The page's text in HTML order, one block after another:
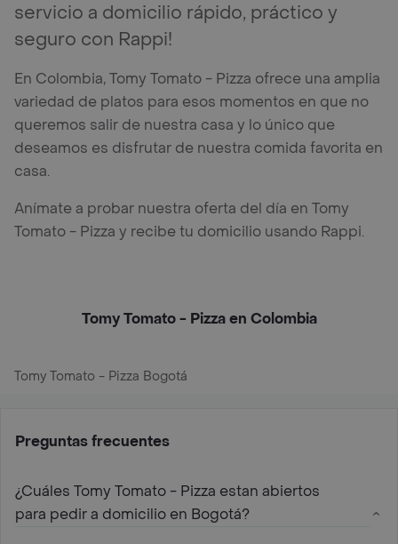
servicio a domicilio rápido, práctico y
seguro con Rappi!
En Colombia, Tomy Tomato - Pizza ofrece una amplia
variedad de platos para esos momentos en que no
queremos salir de nuestra casa y lo único que
deseamos es disfrutar de nuestra comida favorita en
casa.
Anímate a probar nuestra oferta del día en Tomy
Tomato - Pizza y recibe tu domicilio usando Rappi.
Tomy Tomato - Pizza en Colombia
Tomy Tomato - Pizza Bogotá
Preguntas frecuentes
¿Cuáles Tomy Tomato - Pizza estan abiertos
para pedir a domicilio en Bogotá?